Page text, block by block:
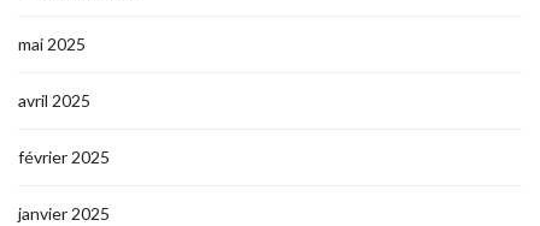
mai 2025
avril 2025
février 2025
janvier 2025